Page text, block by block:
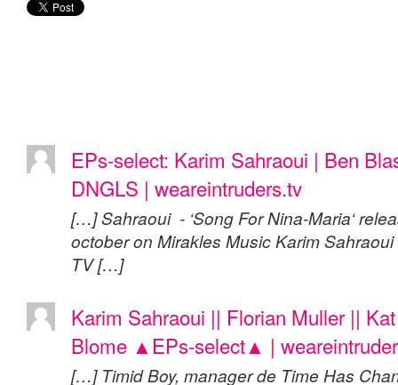
EPs-select: Karim Sahraoui | Ben
DNGLS | weareintruders.tv
[…] Sahraoui - ‘Song For Nina-Maria‘
october on Mirakles Music Karim
TV […]
Karim Sahraoui || Florian Muller ||
Blome ▲EPs-select▲ |
[…] Timid Boy, manager de Time Has